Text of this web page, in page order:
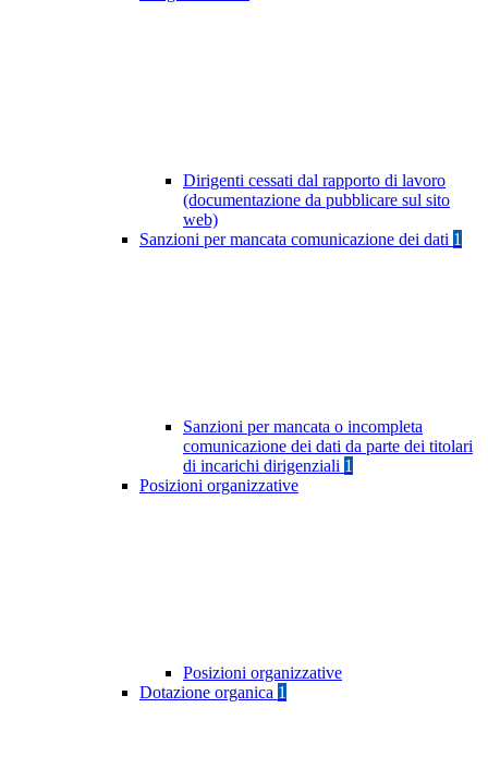
Dirigenti cessati dal rapporto di lavoro
(documentazione da pubblicare sul sito
web)
Sanzioni per mancata comunicazione dei dati 1
Sanzioni per mancata o incompleta
comunicazione dei dati da parte dei titolari
di incarichi dirigenziali 1
Posizioni organizzative
Posizioni organizzative
Dotazione organica 1